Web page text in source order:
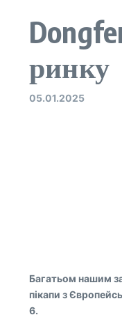
ринку
05.01.2025
Багатьом нашим
пікапи з
6.